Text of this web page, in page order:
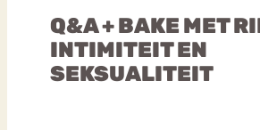
Q&A + BAKE MET
INTIMITEIT EN
SEKSUALITEIT